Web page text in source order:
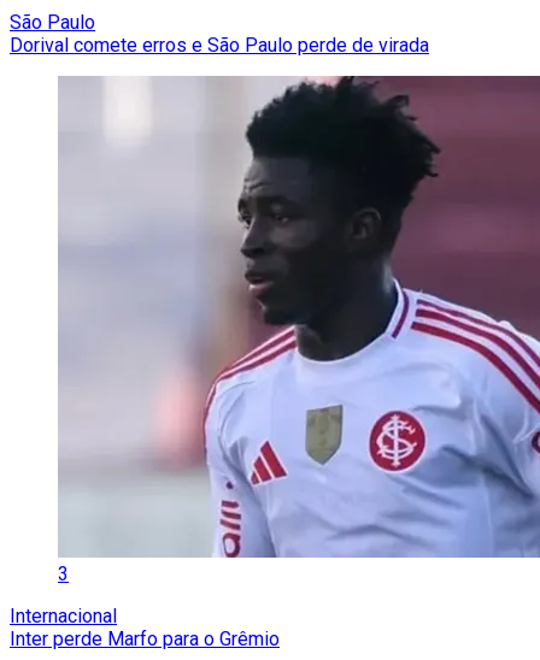
São Paulo
Dorival comete erros e São Paulo perde de virada
3
Internacional
Inter perde Marfo para o Grêmio